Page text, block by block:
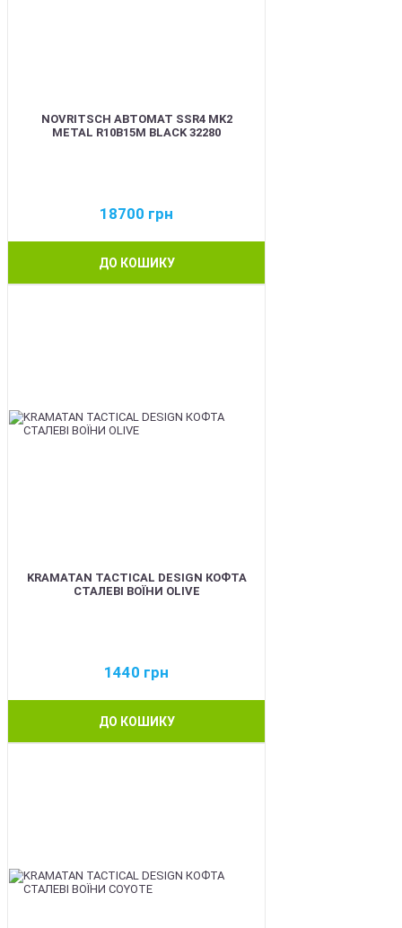
NOVRITSCH АВТОМАТ SSR4 MK2
METAL R10B15M BLACK 32280
18700 грн
ДО КОШИКУ
KRAMATAN TACTICAL DESIGN КОФТА
СТАЛЕВІ ВОЇНИ OLIVE
1440 грн
ДО КОШИКУ